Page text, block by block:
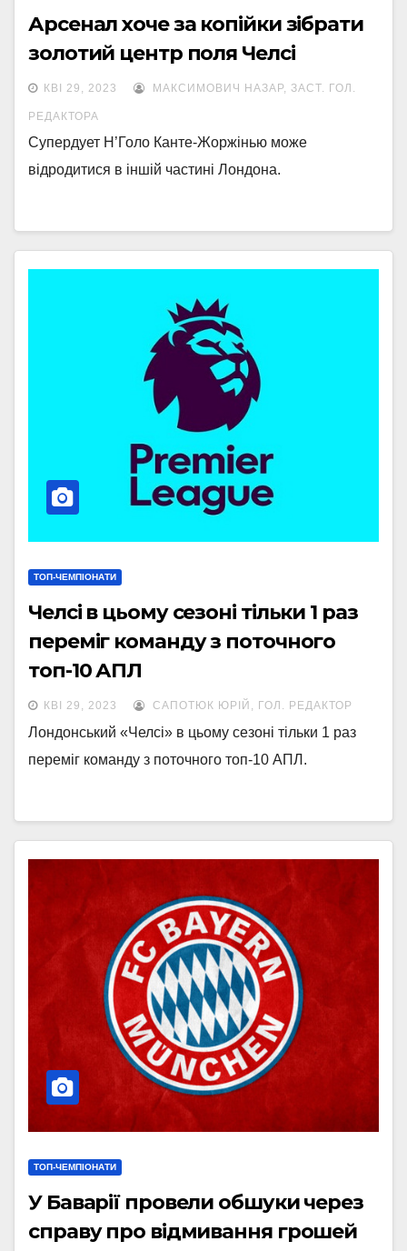
Арсенал хоче за копійки зібрати
золотий центр поля Челсі
КВІ 29, 2023 МАКСИМОВИЧ НАЗАР, ЗАСТ. ГОЛ.
РЕДАКТОРА
Супердует Н’Голо Канте-Жоржінью може
відродитися в іншій частині Лондона.
ТОП-ЧЕМПІОНАТИ
Челсі в цьому сезоні тільки 1 раз
переміг команду з поточного
топ-10 АПЛ
КВІ 29, 2023 САПОТЮК ЮРІЙ, ГОЛ. РЕДАКТОР
Лондонський «Челсі» в цьому сезоні тільки 1 раз
переміг команду з поточного топ-10 АПЛ.
ТОП-ЧЕМПІОНАТИ
У Баварії провели обшуки через
справу про відмивання грошей